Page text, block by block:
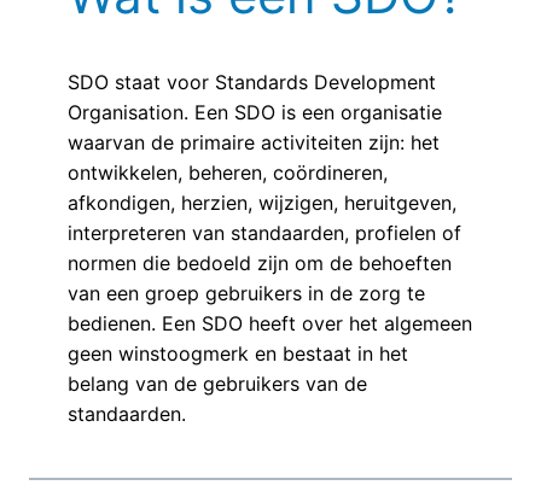
SDO staat voor Standards Development
Organisation. Een SDO is een organisatie
waarvan de primaire activiteiten zijn: het
ontwikkelen, beheren, coördineren,
afkondigen, herzien, wijzigen, heruitgeven,
interpreteren van standaarden, profielen of
normen die bedoeld zijn om de behoeften
van een groep gebruikers in de zorg te
bedienen. Een SDO heeft over het algemeen
geen winstoogmerk en bestaat in het
belang van de gebruikers van de
standaarden.